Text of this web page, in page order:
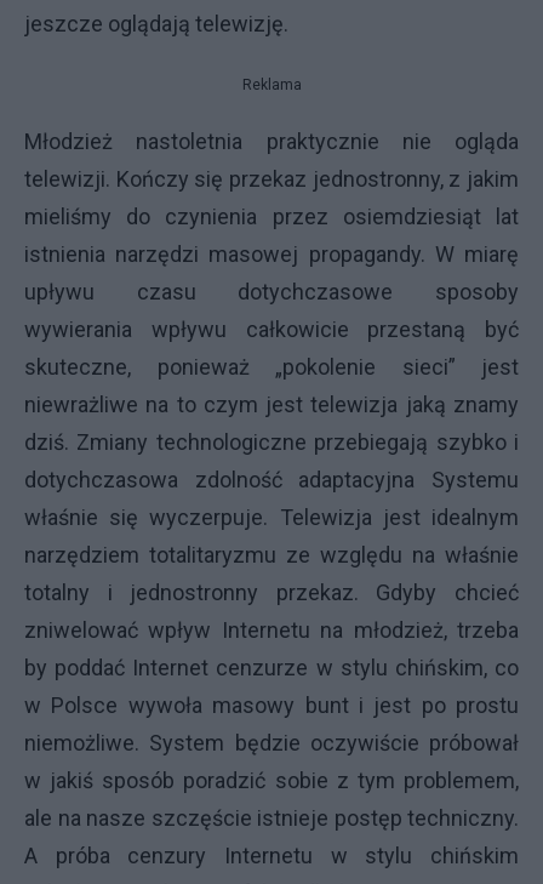
jeszcze oglądają telewizję.
Reklama
Młodzież nastoletnia praktycznie nie ogląda
telewizji. Kończy się przekaz jednostronny, z jakim
mieliśmy do czynienia przez osiemdziesiąt lat
istnienia narzędzi masowej propagandy. W miarę
upływu czasu dotychczasowe sposoby
wywierania wpływu całkowicie przestaną być
skuteczne, ponieważ „pokolenie sieci” jest
niewrażliwe na to czym jest telewizja jaką znamy
dziś. Zmiany technologiczne przebiegają szybko i
dotychczasowa zdolność adaptacyjna Systemu
właśnie się wyczerpuje. Telewizja jest idealnym
narzędziem totalitaryzmu ze względu na właśnie
totalny i jednostronny przekaz. Gdyby chcieć
zniwelować wpływ Internetu na młodzież, trzeba
by poddać Internet cenzurze w stylu chińskim, co
w Polsce wywoła masowy bunt i jest po prostu
niemożliwe. System będzie oczywiście próbował
w jakiś sposób poradzić sobie z tym problemem,
ale na nasze szczęście istnieje postęp techniczny.
A próba cenzury Internetu w stylu chińskim